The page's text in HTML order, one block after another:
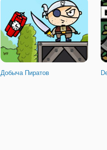
Добыча Пиратов